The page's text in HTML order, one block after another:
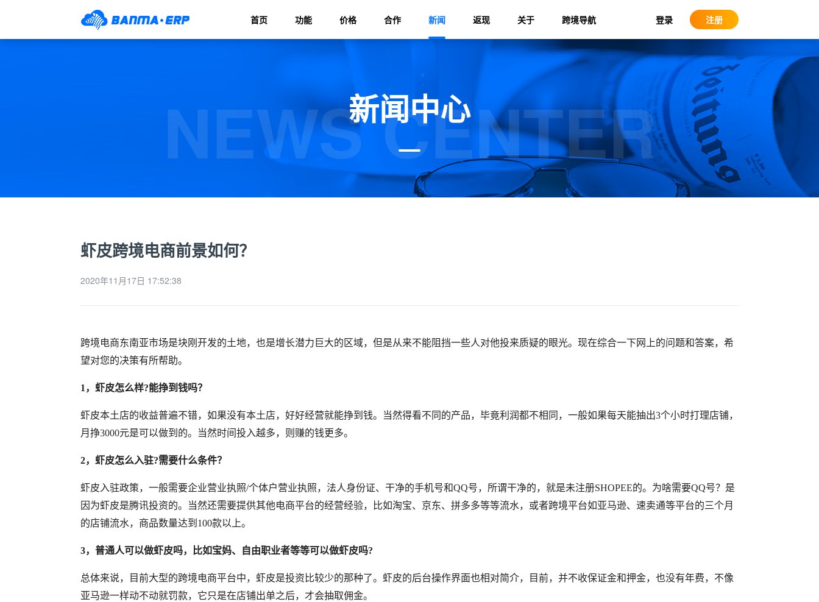
首页 功能 价格 合作 新闻 返现 关于 跨境导航 登录 注册
NEWS CENTER
新闻中心
虾皮跨境电商前景如何？
2020年11月17日 17:52:38
跨境电商东南亚市场是块刚开发的土地，也是增长潜力巨大的区域，但是从来不能阻挡一些人对他投来质疑的眼光。现在综合一下网上的问题和答案，希
望对您的决策有所帮助。
1， 虾皮怎么样?能挣到钱吗？
虾皮本土店的收益普遍不错，如果没有本土店，好好经营就能挣到钱。当然得看不同的产品，毕竟利润都不相同，一般如果每天能抽出3个小时打理店铺，
月挣3000元是可以做到的。当然时间投入越多，则赚的钱更多。
2，虾皮怎么入驻?需要什么条件？
虾皮入驻政策， 一般需要企业营业执照/个体户营业执照，法人身份证、干净的手机号和QQ号，所谓干净的，就是未注册SHOPEE的。为啥需要QQ号？是
因为虾皮是腾讯投资的。当然还需要提供其他电商平台的经营经验，比如淘宝、京东、拼多多等等流水，或者跨境平台如亚马逊、速卖通等平台的三个月
的店铺流水，商品数量达到100款以上。
3， 普通人可以做虾皮吗，比如宝妈、自由职业者等等可以做虾皮吗?
总体来说，
目前大型的跨境电商平台中，虾皮是投资比较少的那种了。虾皮的后台操作界面也相对简介，目前，并不收保证金和押金，也没有年费，不像
亚马逊一样动不动就罚款，它只是在店铺出单之后，才会抽取佣金。